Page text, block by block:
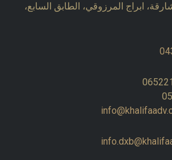
ابراج المرزوقي، الطابق السابع،